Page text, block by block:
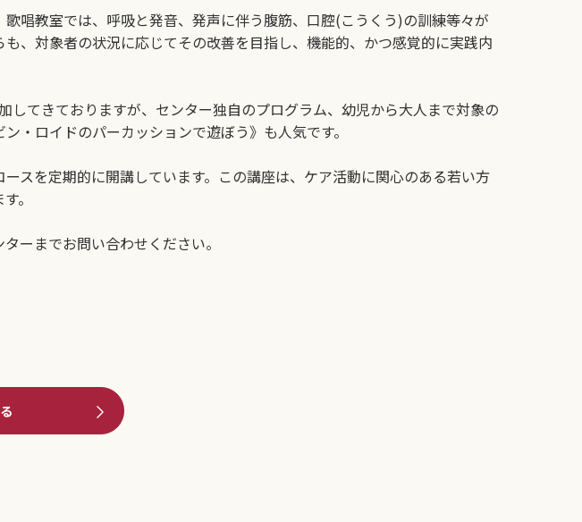
唱教室では、呼吸と発音、発声に伴う腹筋、口腔(こうくう)の訓練等々が
、対象者の状況に応じてその改善を目指し、機能的、かつ感覚的に実践内
してきておりますが、センター独自のプログラム、幼児から大人まで対象の
・ロイドのパーカッションで遊ぼう》も人気です。
スを定期的に開講しています。この講座は、ケア活動に関心のある若い方
。
ーまでお問い合わせください。